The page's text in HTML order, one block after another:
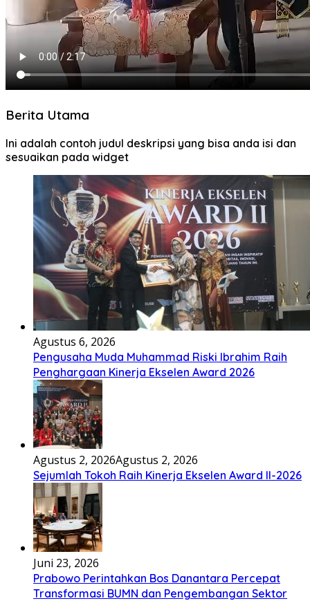
Berita Utama
Ini adalah contoh judul deskripsi yang bisa anda isi dan
sesuaikan pada widget
Agustus 6, 2026
Pengusaha Muda Muhammad Riski Ibrahim Raih
Penghargaan Kinerja Ekselen Award 2026
Agustus 2, 2026Agustus 2, 2026
Sejumlah Tokoh Raih Kinerja Ekselen Award II-2026
Juni 23, 2026
Prabowo Perintahkan Bos Danantara Percepat
Transformasi BUMN dan Pengembangan Sektor